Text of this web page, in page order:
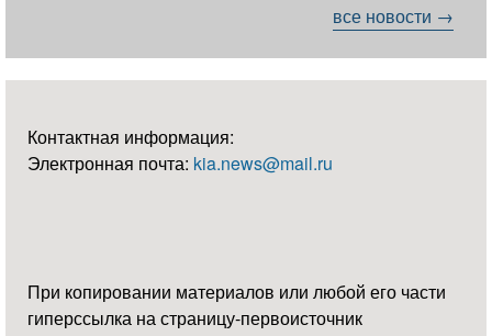
все новости →
Контактная информация:
Электронная почта: kia.news@mail.ru
При копировании материалов или любой его части
гиперссылка на страницу-первоисточник